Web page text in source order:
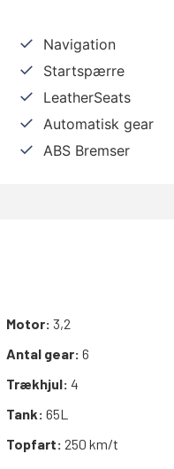
Navigation
Startspærre
LeatherSeats
Automatisk gear
ABS Bremser
Motor: 3,2
Antal gear: 6
Trækhjul: 4
Tank: 65L
Topfart: 250 km/t